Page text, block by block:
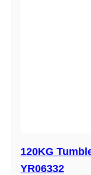
120KG
YR06332